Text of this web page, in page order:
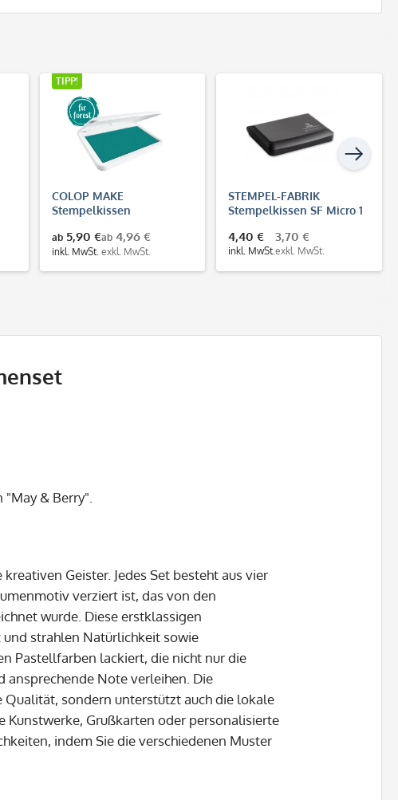
TIPP!
COLOP MAKE
Stempelkissen
ab5,90 €
inkl. MwSt.
ab4,96 €
exkl. MwSt.
STEMPEL-FABRIK
Stempelkissen SF Micro 1
4,40 €
inkl. MwSt.
3,70 €
exkl. MwSt.
& Berry".
Geister. Jedes Set besteht aus vier
verziert ist, das von den
wurde. Diese erstklassigen
strahlen Natürlichkeit sowie
Pastellfarben lackiert, die nicht nur die
ansprechende Note verleihen. Die
sondern unterstützt auch die lokale
Grußkarten oder personalisierte
indem Sie die verschiedenen Muster